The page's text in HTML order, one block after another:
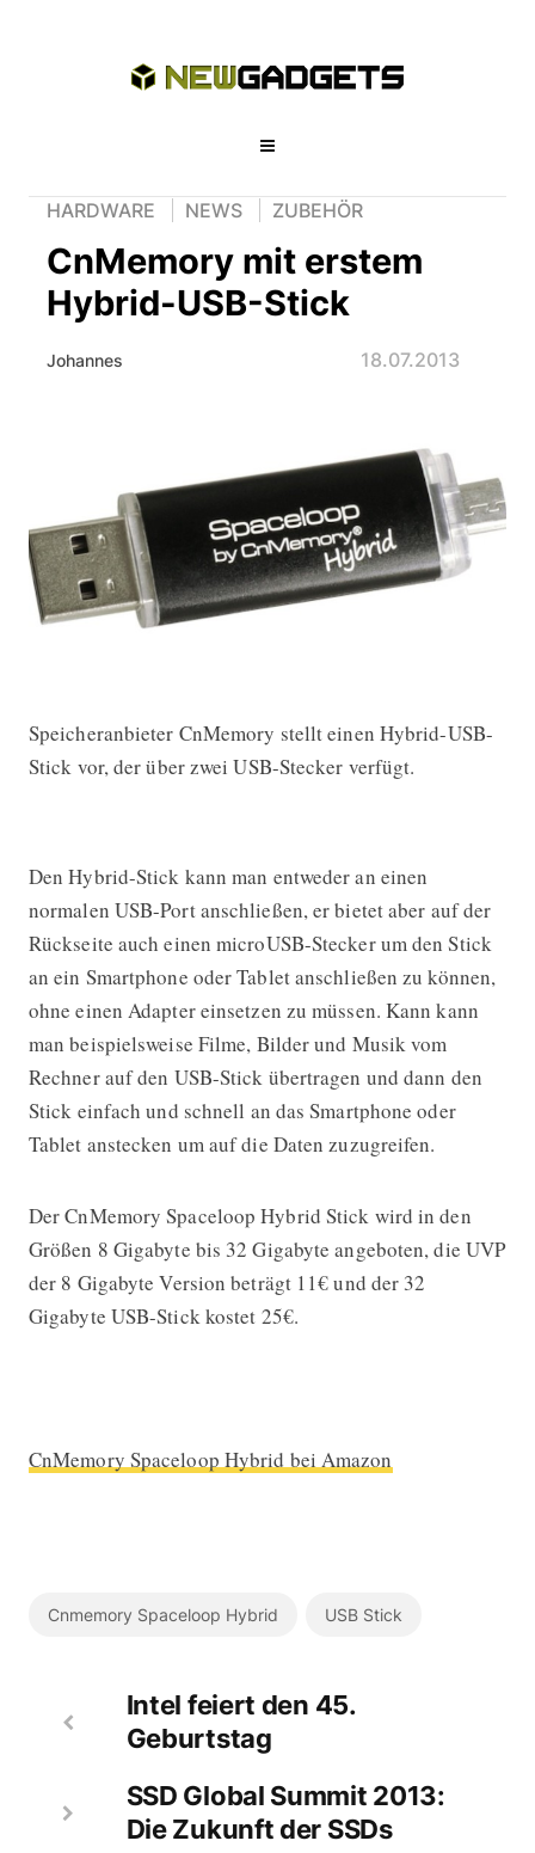
HARDWARE NEWS ZUBEHÖR
CnMemory mit erstem
Hybrid-USB-Stick
Johannes 18.07.2013
CnMemory mit erstem Hybrid-USB-
Speicheranbieter CnMemory stellt einen Hybrid-USB-
Stick vor, der über zwei USB-Stecker verfügt.
Den Hybrid-Stick kann man entweder an einen
normalen USB-Port anschließen, er bietet aber auf der
Rückseite auch einen microUSB-Stecker um den Stick
an ein Smartphone oder Tablet anschließen zu können,
ohne einen Adapter einsetzen zu müssen. Kann kann
man beispielsweise Filme, Bilder und Musik vom
Rechner auf den USB-Stick übertragen und dann den
Stick einfach und schnell an das Smartphone oder
Tablet anstecken um auf die Daten zuzugreifen.
Der CnMemory Spaceloop Hybrid Stick wird in den
Größen 8 Gigabyte bis 32 Gigabyte angeboten, die UVP
der 8 Gigabyte Version beträgt 11€ und der 32
Gigabyte USB-Stick kostet 25€.
CnMemory Spaceloop Hybrid bei Amazon
Cnmemory Spaceloop Hybrid USB Stick
Intel feiert den 45.
Geburtstag
SSD Global Summit 2013:
Die Zukunft der SSDs